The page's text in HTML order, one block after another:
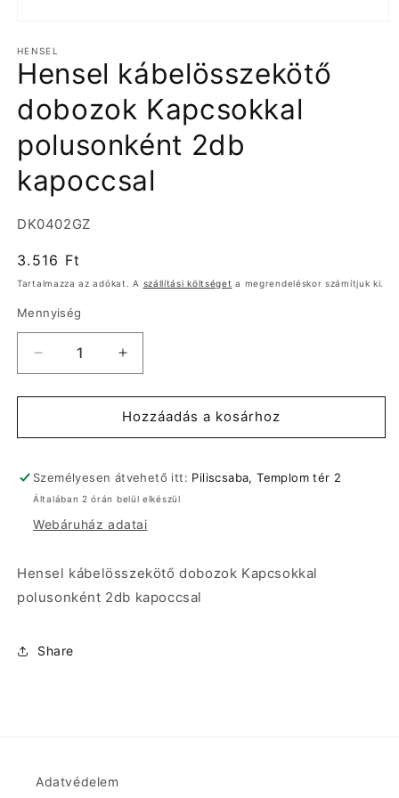
megnyitása
a
modális
HENSEL
Hensel kábelösszekötő
dobozok Kapcsokkal
polusonként 2db
kapoccsal
Termékváltozat:
DK0402GZ
Normál
ár
3.516 Ft
Tartalmazza az adókat. A szállítási költséget a megrendeléskor számítjuk ki.
Mennyiség
Hensel
kábelösszekötő
dobozok
polusonként
kapoccsal
mennyiségének
Hensel
kábelösszekötő
dobozok
Kapcsokkal
polusonként
kapoccsal
mennyiségének
Hozzáadás a kosárhoz
Személyesen átvehető itt: Piliscsaba, Templom tér 2
Általában 2 órán belül elkészül
Webáruház adatai
Hensel kábelösszekötő dobozok Kapcsokkal
polusonként 2db kapoccsal
Share
Adatvédelem